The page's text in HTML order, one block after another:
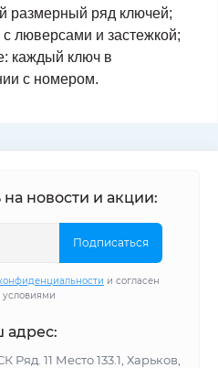
размерный ряд ключей;
люверсами и застежкой;
каждый ключ в
с номером.
новости и акции:
Подписаться
и согласен
условиями
адрес:
11 Место 133.1, Харьков,